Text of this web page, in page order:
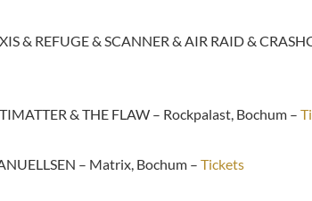
& REFUGE & SCANNER & AIR RAID &
& THE FLAW – Rockpalast, Bochum –
– Matrix, Bochum – Tickets